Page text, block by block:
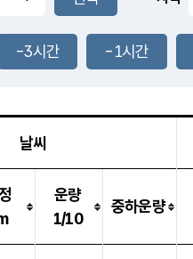
0.9m/s
-3시간 -1시간
날씨
운량
1/10
중하운량